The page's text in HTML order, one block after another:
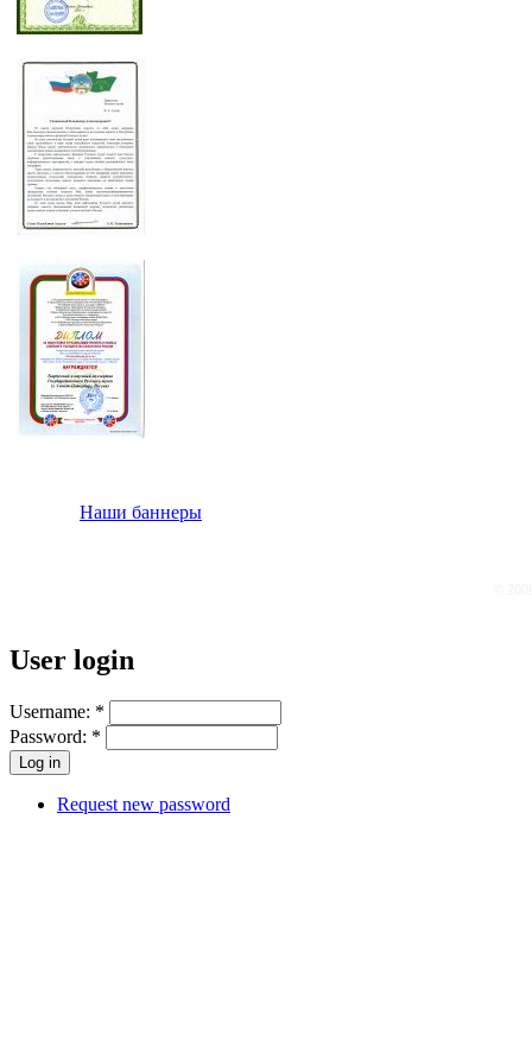
Наши баннеры
User login
Username: *
Password: *
Request new password